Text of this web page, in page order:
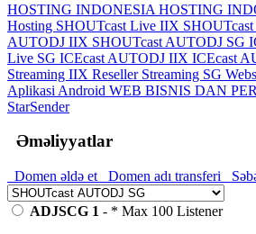
HOSTING INDONESIA HOSTING
Hosting SHOUTcast Live IIX
AUTODJ IIX SHOUTcast AUTODJ SG
Live SG ICEcast AUTODJ IIX ICEcast
Streaming IIX Reseller Streaming SG
Aplikasi Android WEB BISNIS DAN
StarSender
Əməliyyatlar
Domen əldə et Domen adı transferi
ADJSCG 1 - * Max 100 Listener